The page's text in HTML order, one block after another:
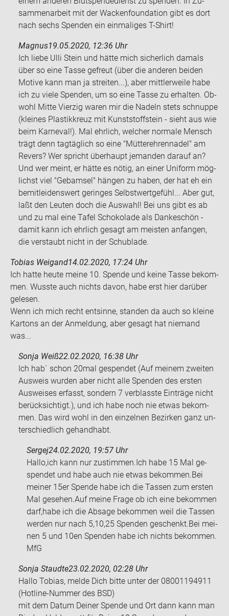
sam­men­ar­beit mit der Wa­cken­founda­ti­on gibt es dort
nach sechs Spen­den ein ein­ma­li­ges T-​Shirt!
Magnus19.05.2020, 12:36 Uhr
Ich liebe Ulli Stein und hätte mich si­cher­lich da­mals
über so eine Tasse ge­freut (über die an­de­ren bei­den
Mo­ti­ve kann man ja strei­ten...), aber mitt­ler­wei­le habe
ich zu viele Spen­den, um so eine Tasse zu er­hal­ten. Ob­
wohl Mitte Vier­zig waren mir die Na­deln stets schnup­pe
(klei­nes Plas­tik­kreuz mit Kunst­stoff­stein - sieht aus wie
beim Kar­ne­val!). Mal ehr­lich, wel­cher nor­ma­le Mensch
trägt denn tag­täg­lich so eine "Müt­ter­eh­ren­na­del" am
Re­vers? Wer spricht über­haupt je­man­den dar­auf an?
Und wer meint, er hätte es nötig, an einer Uni­form mög­
lichst viel "Gebam­sel" hän­gen zu haben, der hat eh ein
be­mit­lei­dens­wert ge­rin­ges Selbst­wert­ge­fühl... Aber gut,
laßt den Leu­ten doch die Aus­wahl! Bei uns gibt es ab
und zu mal eine Tafel Scho­ko­la­de als Dan­ke­schön -
damit kann ich ehr­lich ge­sagt am meis­ten an­fan­gen,
die ver­staubt nicht in der Schub­la­de.
Tobias Weigand14.02.2020, 17:24 Uhr
Ich hatte heute meine 10. Spen­de und keine Tasse be­kom­
men. Wuss­te auch nichts davon, habe erst hier dar­über
ge­le­sen.
Wenn ich mich recht ent­sin­ne, stan­den da auch so klei­ne
Kar­tons an der An­mel­dung, aber ge­sagt hat nie­mand
was...
Sonja Weiß22.02.2020, 16:38 Uhr
Ich hab´ schon 20mal ge­spen­det (Auf mei­nem zwei­ten
Aus­weis wur­den aber nicht alle Spen­den des ers­ten
Aus­wei­ses er­fasst, son­dern 7 ver­blass­te Ein­trä­ge nicht
be­rück­sich­tigt.), und ich habe noch nie etwas be­kom­
men. Das wird wohl in den ein­zel­nen Be­zir­ken ganz un­
ter­schied­lich ge­hand­habt.
Sergej24.02.2020, 19:57 Uhr
Hallo,ich kann nur zu­stim­men.Ich habe 15 Mal ge­
spen­det und habe auch nie etwas be­kom­men.Bei
mei­ner 15er Spen­de habe ich die Tas­sen zum ers­ten
Mal ge­se­hen.Auf meine Frage ob ich eine be­kom­men
darf,habe ich die Ab­sa­ge be­kom­men weil die Tas­sen
wer­den nur nach 5,10,25 Spen­den ge­schenkt.Bei mei­
nen 5 und 10en Spen­den habe ich nichts be­kom­men.
MfG
Sonja Staudte23.02.2020, 02:28 Uhr
Hallo To­bi­as, melde Dich bitte unter der 08001194911
(Hotline-​Nummer des BSD)
mit dem Datum Dei­ner Spen­de und Ort dann kann man